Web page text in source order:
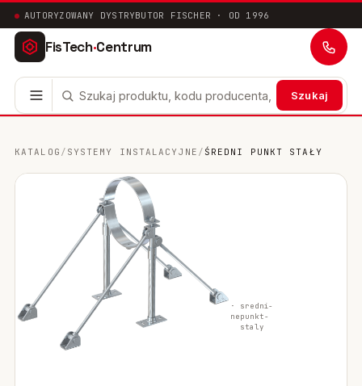
AUTORYZOWANY DYSTRYBUTOR FISCHER · OD 1996
FisTech·Centrum
Szukaj
Mocowania chemiczne 41
Mocowania ramowe
Mocowania uniwersalne
Systemy instalacyjne
Mocowania w pustych przestrzeniach
KATALOG / SYSTEMY INSTALACYJNE /ŚREDNI PUNKT STAŁY
fischer ·
oryginalne
sredni-
punkt-
staly